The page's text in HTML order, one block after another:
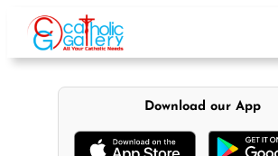
content
Download our App